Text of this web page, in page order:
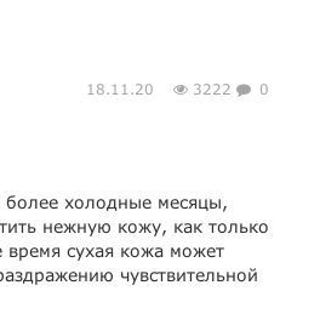
18.11.20 3222 0
более холодные месяцы,
нежную кожу, как только
время сухая кожа может
чувствительной